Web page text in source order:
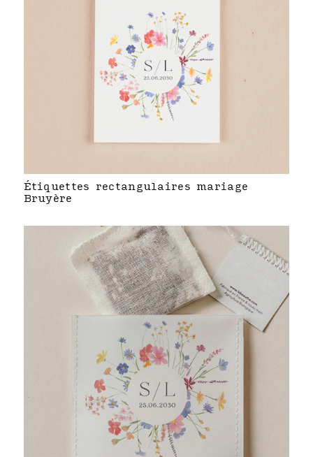
Étiquettes rectangulaires mariage
Bruyère